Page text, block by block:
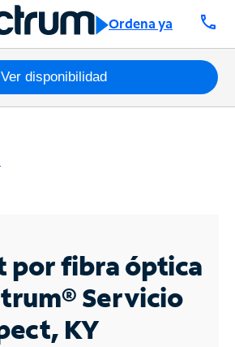
Ordena ya call
Ver disponibilidad
por fibra óptica
Servicio
KY